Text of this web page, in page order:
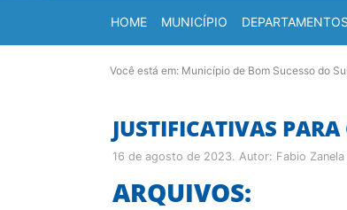
HOME MUNICÍPIO DEPARTAMENTOS
Você está em: Município de Bom Sucesso do Sul
JUSTIFICATIVAS
16 de agosto de 2023. Autor: Fabio Zanela
ARQUIVOS: